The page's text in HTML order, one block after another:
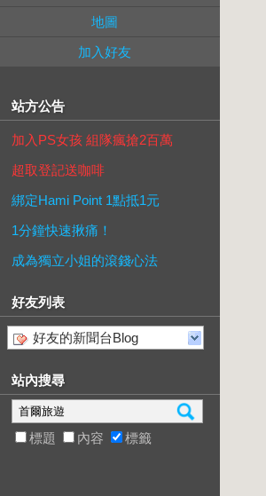
地圖
加入好友
站方公告
加入PS女孩 組隊瘋搶2百萬
超取登記送咖啡
綁定Hami Point 1點抵1元
1分鐘快速揪痛！
成為獨立小姐的滾錢心法
好友列表
好友的新聞台Blog
站內搜尋
標題 內容 標籤